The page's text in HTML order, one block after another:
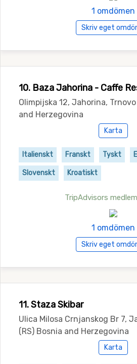
1 omdömen
Skriv eget
10. Baza Jahorina - Caffe
Olimpijska 12, Jahorina,
and Herzegovina
Karta
Italienskt Franskt Tyskt
Slovenskt Kroatiskt
TripAdvisors
1 omdömen
Skriv eget
11. Staza Skibar
Ulica Milosa Crnjanskog Br 7,
(RS) Bosnia and Herzegovina
Karta